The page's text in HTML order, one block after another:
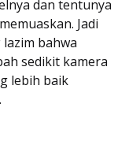
dan tentunya
Jadi
bahwa
sedikit kamera
lebih baik